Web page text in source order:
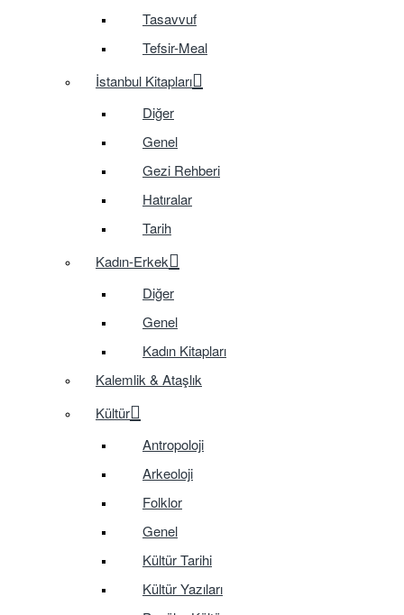
Tasavvuf
Tefsir-Meal
İstanbul Kitapları
Diğer
Genel
Gezi Rehberi
Hatıralar
Tarih
Kadın-Erkek
Diğer
Genel
Kadın Kitapları
Kalemlik & Ataşlık
Kültür
Antropoloji
Arkeoloji
Folklor
Genel
Kültür Tarihi
Kültür Yazıları